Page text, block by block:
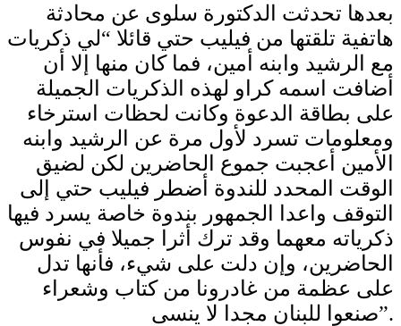
بعدها تحدثت الدكتورة سلوى عن محادثة
هاتفية تلقتها من فيليب حتي قائلا “لي ذكريات
مع الرشيد وابنه أمين، فما كان منها إلا أن
أضافت اسمه كراو لهذه الذكريات الجميلة
على بطاقة الدعوة وكانت لحظات استرخاء
ومعلومات تسرد لأول مرة عن الرشيد وابنه
الأمين أعجبت جموع الحاضرين لكن لضيق
الوقت المحدد للندوة أضطر فيليب حتي إلى
التوقف واعدا الجمهور بندوة خاصة يسرد فيها
ذكرياته معهما وقد ترك أثرا جميلا في نفوس
الحاضرين، وإن دلت على شيء، فأنها تدل
على عظمة من غادرونا من كتاب وشعراء
صنعوا للبنان مجدا لا ينسى”.